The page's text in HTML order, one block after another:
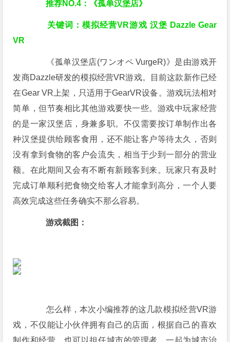
推荐NO.4：《孤单汉堡店》
关键词：模拟经营VR游戏 汉堡 Dazzle Gear
VR
《孤单汉堡店(ワンオペ VurgeR)》是由游戏开
发商Dazzle研发的模拟经营VR游戏。目前这款新作已经
在Gear VR上架，只适用于GearVR设备。游戏玩法相对
简单，但节奏相比其他游戏要快一些。游戏中玩家经营
的是一家汉堡店，身兼多职。不仅需要按订单制作出各
种汉堡提供给顾客食用，还不能让客户等待太久，否则
没有拿到食物的客户会流失，相当于少到一部分的营业
额。在此期间又会有不断有新顾客到来。玩家只有及时
完成订单顺利把食物交给客人才能拿到高分，一个人要
高效完成这些任务确实不那么容易。
游戏截图：
怎么样，本次小编推荐的这几款模拟经营VR游
戏，不仅能让小伙伴拥有自己的店面，根据自己的喜欢
制作和经营。也可以担任城市的管理者，一起为城市治